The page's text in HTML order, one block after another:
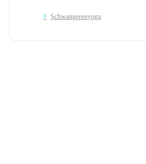
Schwangerenyoga